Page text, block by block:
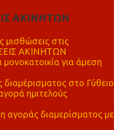
ΑΚΙΝΗΤΩΝ
μισθώσεις στις
ΑΚΙΝΗΤΩΝ
για άμεση
στο Γύθειο
ημιτελούς
αγοράς διαμερίσματος με